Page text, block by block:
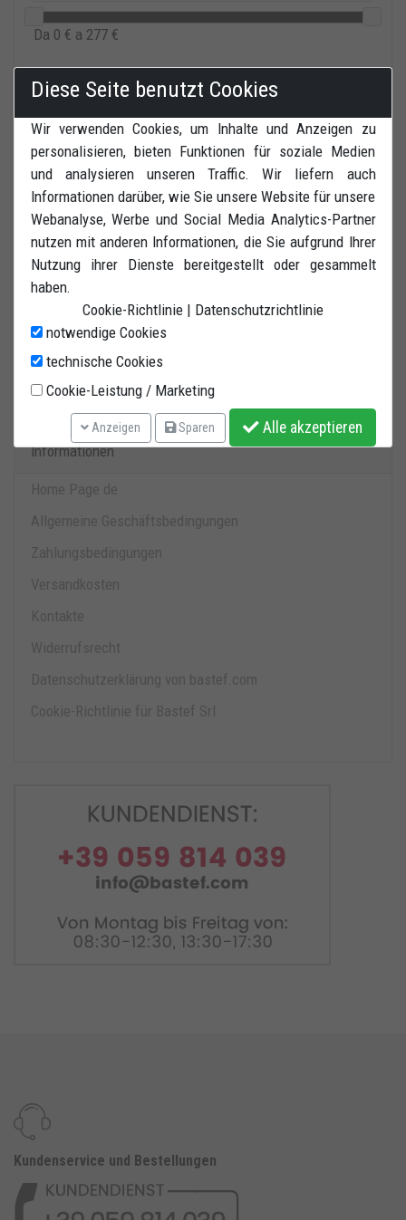
Da 0 € a 277€
Einkaufswagen
Informationen
Home Page de
Allgemeine Geschäftsbedingungen
Zahlungsbedingungen
Versandkosten
Kontakte
Widerrufsrecht
Datenschutzerklärung von bastef.com
Cookie-Richtlinie für Bastef Srl
Kundenservice und Bestellungen
Diese Seite benutzt Cookies
Wir verwenden Cookies, um Inhalte und Anzeigen zu
personalisieren, bieten Funktionen für soziale Medien
und analysieren unseren Traffic. Wir liefern auch
Informationen darüber, wie Sie unsere Website für unsere
Webanalyse, Werbe und Social Media Analytics-Partner
nutzen mit anderen Informationen, die Sie aufgrund Ihrer
Nutzung ihrer Dienste bereitgestellt oder gesammelt
haben.
Cookie-Richtlinie | Datenschutzrichtlinie
notwendige Cookies
technische Cookies
Cookie-Leistung / Marketing
Anzeigen Sparen Alle akzeptieren